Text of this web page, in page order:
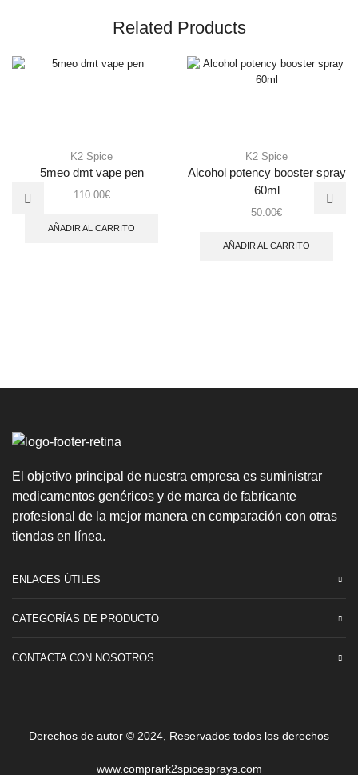
Related Products
K2 Spice
5meo dmt vape pen
110.00€
AÑADIR AL CARRITO
K2 Spice
Alcohol potency booster spray
60ml
50.00€
AÑADIR AL CARRITO
El objetivo principal de nuestra empresa es suministrar
medicamentos genéricos y de marca de fabricante
profesional de la mejor manera en comparación con otras
tiendas en línea.
ENLACES ÚTILES
CATEGORÍAS DE PRODUCTO
CONTACTA CON NOSOTROS
Derechos de autor © 2024, Reservados todos los derechos
www.comprark2spicesprays.com